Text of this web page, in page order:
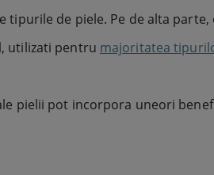
de piele. Pe de alta
utilizati pentru majoritatea
pielii pot incorpora uneori